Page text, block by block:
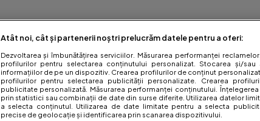
Atât noi, cât și partenerii noștri prelucrăm datele pentru a oferi:
Dezvoltarea și îmbunătățirea serviciilor. Măsurarea performanței
profilurilor pentru selectarea conținutului personalizat. Stocarea și/sau
informațiilor de pe un dispozitiv. Crearea profilurilor de conținut
profilurilor pentru selectarea publicității personalizate. Crearea
publicitate personalizată. Măsurarea performanței conținutului.
prin statistici sau combinații de date din surse diferite. Utilizarea datelor
a selecta conținutul. Utilizarea de date limitate pentru a selecta
precise de geolocație și identificarea prin scanarea dispozitivului.